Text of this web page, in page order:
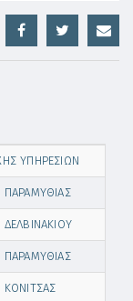
ΥΠΗΡΕΣΙΩΝ
ΠΑΡΑΜΥΘΙΑΣ
ΠΑΡΑΜΥΘΙΑΣ
ΚΟΝΙΤΣΑΣ